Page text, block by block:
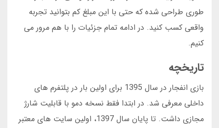
طوری طراحی شده که حتی با این مبلغ کم بتوانید تجربه
واقعی کسب کنید. در ادامه تمام جزئیات را با هم مرور می
کنیم.
تاریخچه
بازی انفجار در سال 1395 برای اولین بار در پلتفرم های
داخلی معرفی شد. در ابتدا فقط نسخه دمو با قابلیت شارژ
مجازی داشت. تا پایان سال 1397، اولین سایت های معتبر